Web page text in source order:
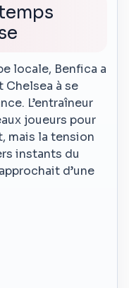
locale, Benfica a
à se
L’entraîneur
joueurs pour
mais la tension
instants du
d’une